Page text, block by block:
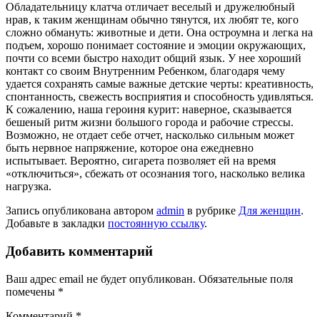
Обладательницу клатча отличает веселый и дружелюбный
нрав, к таким женщинам обычно тянутся, их любят те, кого
сложно обмануть: животные и дети. Она остроумна и легка на
подъем, хорошо понимает состояние и эмоции окружающих,
почти со всеми быстро находит общий язык. У нее хороший
контакт со своим Внутренним Ребенком, благодаря чему
удается сохранять самые важные детские черты: креативность,
спонтанность, свежесть восприятия и способность удивляться.
К сожалению, наша героиня курит: наверное, сказывается
бешеный ритм жизни большого города и рабочие стрессы.
Возможно, не отдает себе отчет, насколько сильным может
быть нервное напряжение, которое она ежедневно
испытывает. Вероятно, сигарета позволяет ей на время
«отключиться», сбежать от осознания того, насколько велика
нагрузка.
Запись опубликована автором admin в рубрике Для женщин.
Добавьте в закладки постоянную ссылку.
Добавить комментарий
Ваш адрес email не будет опубликован. Обязательные поля
помечены *